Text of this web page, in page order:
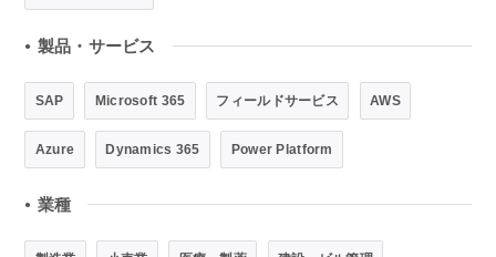
● 製品・サービス
SAP Microsoft 365 フィールドサービス AWS
Azure Dynamics 365 Power Platform
● 業種